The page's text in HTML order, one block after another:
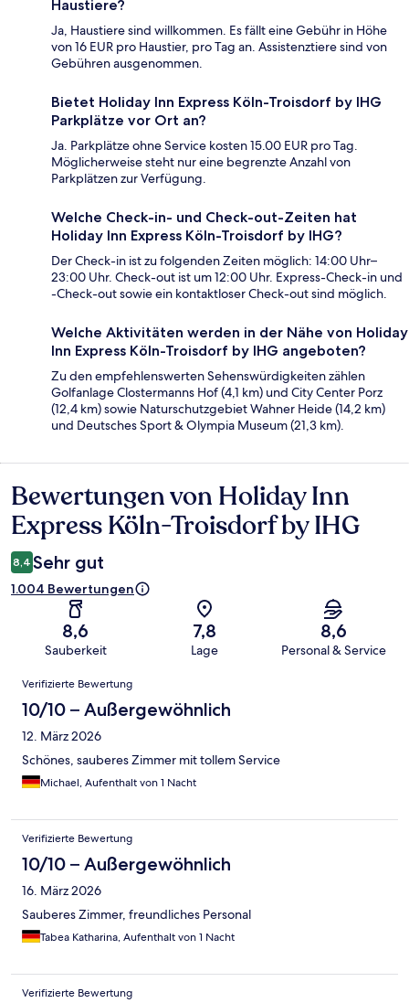
Haustiere?
Ja, Haustiere sind willkommen. Es fällt eine Gebühr in Höhe
von 16 EUR pro Haustier, pro Tag an. Assistenztiere sind von
Gebühren ausgenommen.
Bietet Holiday Inn Express Köln-Troisdorf by IHG
Parkplätze vor Ort an?
Ja. Parkplätze ohne Service kosten 15.00 EUR pro Tag.
Möglicherweise steht nur eine begrenzte Anzahl von
Parkplätzen zur Verfügung.
Welche Check-in- und Check-out-Zeiten hat
Holiday Inn Express Köln-Troisdorf by IHG?
Der Check-in ist zu folgenden Zeiten möglich: 14:00 Uhr–
23:00 Uhr. Check-out ist um 12:00 Uhr. Express-Check-in und
-Check-out sowie ein kontaktloser Check-out sind möglich.
Welche Aktivitäten werden in der Nähe von Holiday
Inn Express Köln-Troisdorf by IHG angeboten?
Zu den empfehlenswerten Sehenswürdigkeiten zählen
Golfanlage Clostermanns Hof (4,1 km) und City Center Porz
(12,4 km) sowie Naturschutzgebiet Wahner Heide (14,2 km)
und Deutsches Sport & Olympia Museum (21,3 km).
Bewertungen
Bewertungen von Holiday Inn
Express Köln-Troisdorf by IHG
8,4 Sehr gut
1.004 Bewertungen
8,6
Sauberkeit
7,8
Lage
8,6
Personal & Service
Bewertungen
Verifizierte Bewertung
10/10 – Außergewöhnlich
12. März 2026
Schönes, sauberes Zimmer mit tollem Service
Michael, Aufenthalt von 1 Nacht
Verifizierte Bewertung
10/10 – Außergewöhnlich
16. März 2026
Sauberes Zimmer, freundliches Personal
Tabea Katharina, Aufenthalt von 1 Nacht
Verifizierte Bewertung